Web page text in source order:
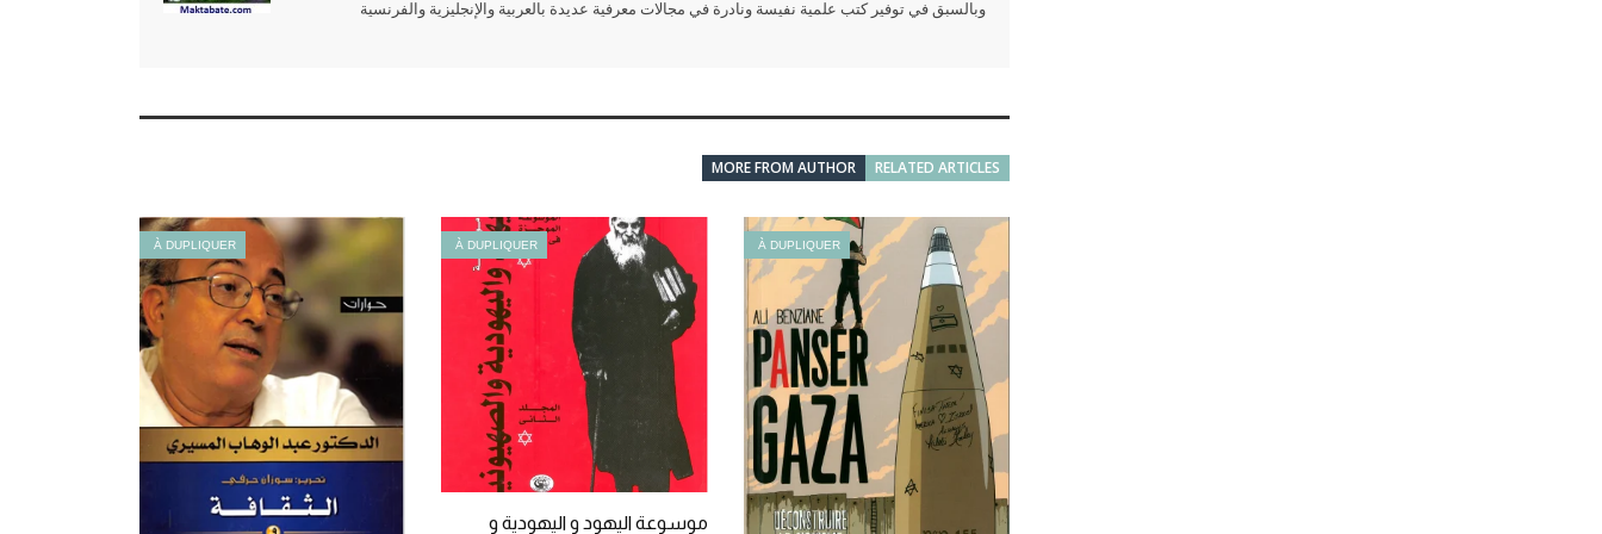
وبالسبق في توفير كتب علمية نفيسة ونادرة في مجالات معرفية عديدة بالعربية والإنجليزية والفرنسية
RELATED ARTICLES
MORE FROM AUTHOR
À DUPLIQUER À DUPLIQUER
موسوعة اليهود و اليهودية و
À DUPLIQUER